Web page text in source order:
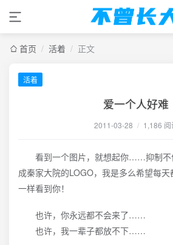
首页 / 活着 / 正文
活着
爱一个人好难
2011-03-28 / 1,186 阅
看到一个图片，就想起你……抑制不
成秦家大院的LOGO，我是多么希望每
一样看到你！
也许，你永远都不会来了……
也许，我一辈子都放不下……